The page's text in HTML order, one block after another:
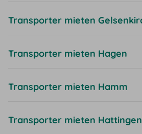
Transporter mieten
Transporter mieten Hagen
Transporter mieten Hamm
Transporter mieten Hattingen